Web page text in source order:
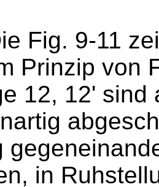
Fig. 9-11
Prinzip von
12, 12' sind
in